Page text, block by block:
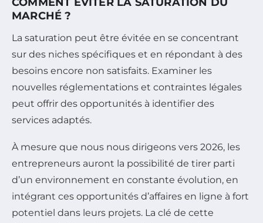
MARCHÉ ?
La saturation peut être évitée en se concentrant
sur des niches spécifiques et en répondant à des
besoins encore non satisfaits. Examiner les
nouvelles réglementations et contraintes légales
peut offrir des opportunités à identifier des
services adaptés.
À mesure que nous nous dirigeons vers 2026, les
entrepreneurs auront la possibilité de tirer parti
d’un environnement en constante évolution, en
intégrant ces opportunités d’affaires en ligne à fort
potentiel dans leurs projets. La clé de cette